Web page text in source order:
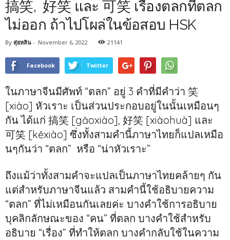
搞笑, 好笑 และ 可笑 เรื่องตลกที่ตลก
ไม่ออก ถ้าไปโผล่ในข้อสอบ HSK
By สุ่ยหลิน - November 6, 2022 21141
Facebook Twitter
ในภาษาจีนมีศัพท์ “ตลก” อยู่ 3 คำที่มีคำว่า 笑
[xiào] หัวเราะ เป็นส่วนประกอบอยู่ในนั้นเหมือนๆ
กัน ได้แก่ 搞笑 [gǎoxiào], 好笑 [xiàohuà] และ
可笑 [kěxiào] ซึ่งทั้งสามคำนี้ภาษาไทยก็แปลเหมือ
นๆกันว่า “ตลก” หรือ “น่าหัวเราะ”
ถึงแม้ว่าทั้งสามคำจะแปลเป็นภาษาไทยคล้ายๆ กัน
แต่สำหรับภาษาจีนแล้ว สามคำนี้ใช้อธิบายความ
“ตลก” ที่ไม่เหมือนกันเลยค่ะ บางคำใช้การอธิบาย
บุคลิกลักษณะของ “คน” ที่ตลก บางคำใช้สำหรับ
อธิบาย “เรื่อง” ที่ทำให้ตลก บางคำกลับใช้ในความ